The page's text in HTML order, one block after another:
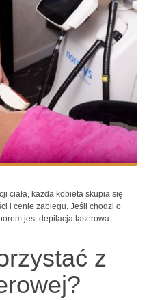
ciała, każda kobieta skupia się
i cenie zabiegu. Jeśli chodzi o
jest depilacja laserowa.
z